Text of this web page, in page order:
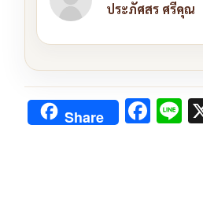
ประภัศสร ศรีคุณ
Share F Li